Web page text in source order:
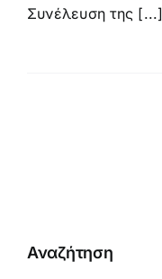
Συνέλευση της [...]
Αναζήτηση